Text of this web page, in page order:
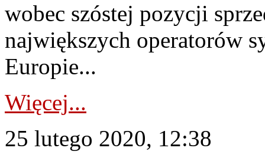
wobec szóstej pozycji
największych operatorów
Europie...
Więcej...
25 lutego 2020, 12:38